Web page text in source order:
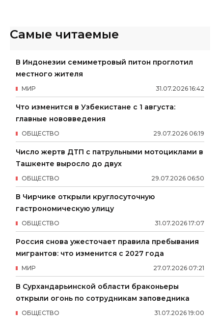
Самые читаемые
В Индонезии семиметровый питон проглотил
местного жителя
31.07.2026 16:42
МИР
Что изменится в Узбекистане с 1 августа:
главные нововведения
29.07.2026 06:19
ОБЩЕСТВО
Число жертв ДТП с патрульными мотоциклами в
Ташкенте выросло до двух
29.07.2026 06:50
ОБЩЕСТВО
В Чирчике открыли круглосуточную
гастрономическую улицу
31.07.2026 17:07
ОБЩЕСТВО
Россия снова ужесточает правила пребывания
мигрантов: что изменится с 2027 года
27.07.2026 07:21
МИР
В Сурхандарьинской области браконьеры
открыли огонь по сотрудникам заповедника
31.07.2026 19:00
ОБЩЕСТВО